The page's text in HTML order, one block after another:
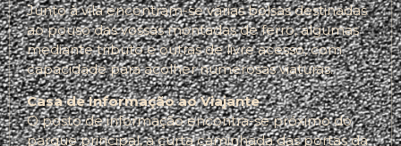
Junto à vila encontram-se várias bolsas destinadas
ao pouso das vossas montadas de ferro, algumas
mediante tributo e outras de livre acesso, com
capacidade para acolher numerosas viaturas.
Casa de Informação ao Viajante
O posto de informação encontra-se próximo do
parque principal, a curta caminhada das portas da